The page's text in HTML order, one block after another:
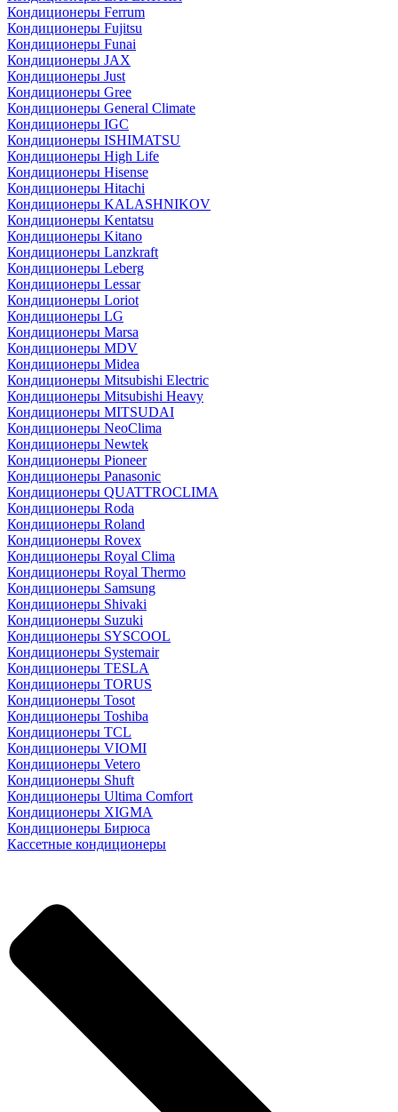
Кондиционеры Ferrum
Кондиционеры Fujitsu
Кондиционеры Funai
Кондиционеры JAX
Кондиционеры Just
Кондиционеры Gree
Кондиционеры General Climate
Кондиционеры IGC
Кондиционеры ISHIMATSU
Кондиционеры High Life
Кондиционеры Hisense
Кондиционеры Hitachi
Кондиционеры KALASHNIKOV
Кондиционеры Kentatsu
Кондиционеры Kitano
Кондиционеры Lanzkraft
Кондиционеры Leberg
Кондиционеры Lessar
Кондиционеры Loriot
Кондиционеры LG
Кондиционеры Marsa
Кондиционеры MDV
Кондиционеры Midea
Кондиционеры Mitsubishi Electric
Кондиционеры Mitsubishi Heavy
Кондиционеры MITSUDAI
Кондиционеры NeoClima
Кондиционеры Newtek
Кондиционеры Pioneer
Кондиционеры Panasonic
Кондиционеры QUATTROCLIMA
Кондиционеры Roda
Кондиционеры Roland
Кондиционеры Rovex
Кондиционеры Royal Clima
Кондиционеры Royal Thermo
Кондиционеры Samsung
Кондиционеры Shivaki
Кондиционеры Suzuki
Кондиционеры SYSCOOL
Кондиционеры Systemair
Кондиционеры TESLA
Кондиционеры TORUS
Кондиционеры Tosot
Кондиционеры Toshiba
Кондиционеры TCL
Кондиционеры VIOMI
Кондиционеры Vetero
Кондиционеры Shuft
Кондиционеры Ultima Comfort
Кондиционеры XIGMA
Кондиционеры Бирюса
Кассетные кондиционеры